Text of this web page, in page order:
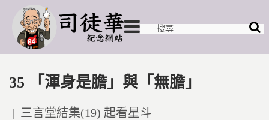
35 「渾身是膽」與「無膽」
Posted
三言堂結集(19) 起看星斗